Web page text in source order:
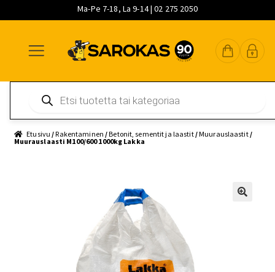
Ma-Pe 7-18, La 9-14 | 02 275 2050
navigointiin
sisältöön
pääsisältöön
search
Etusivu /Rakentaminen /Betonit, sementit ja laastit/Muurauslaastit/
Muurauslaasti M100/600 1000kg Lakka